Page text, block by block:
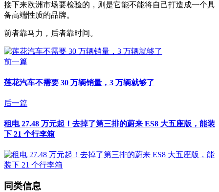
接下来欧洲市场要检验的，则是它能不能将自己打造成一个具
备高端性质的品牌。
前者靠马力，后者靠时间。
前一篇
莲花汽车不需要 30 万辆销量，3 万辆就够了
后一篇
租电 27.48 万元起！去掉了第三排的蔚来 ES8 大五座版，能装
下 21 个行李箱
同类信息